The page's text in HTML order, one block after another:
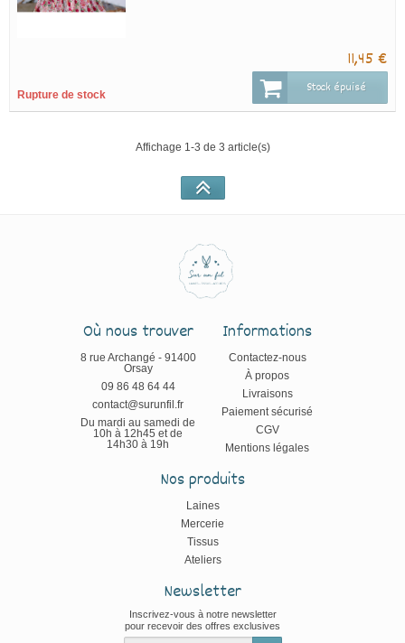
11,45 €
Rupture de stock Stock épuisé
Affichage 1-3 de 3 article(s)
Où nous trouver
8 rue Archangé - 91400
Orsay
09 86 48 64 44
contact@surunfil.fr
Du mardi au samedi de
10h à 12h45 et de
14h30 à 19h
Informations
Contactez-nous
À propos
Livraisons
Paiement sécurisé
CGV
Mentions légales
Nos produits
Laines
Mercerie
Tissus
Ateliers
Newsletter
Inscrivez-vous à notre newsletter
pour recevoir des offres exclusives